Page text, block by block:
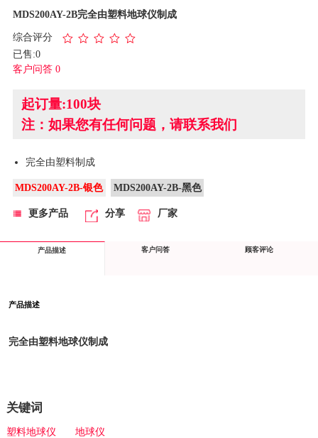
MDS200AY-2B完全由塑料地球仪制成
综合评分
已售:0
客户问答 0
起订量:100块
注：如果您有任何问题，请联系我们
完全由塑料制成
MDS200AY-2B-银色 MDS200AY-2B-黑色
更多产品 分享 厂家
产品描述 客户问答 顾客评论
产品描述
完全由塑料地球仪制成
关键词
塑料地球仪 地球仪